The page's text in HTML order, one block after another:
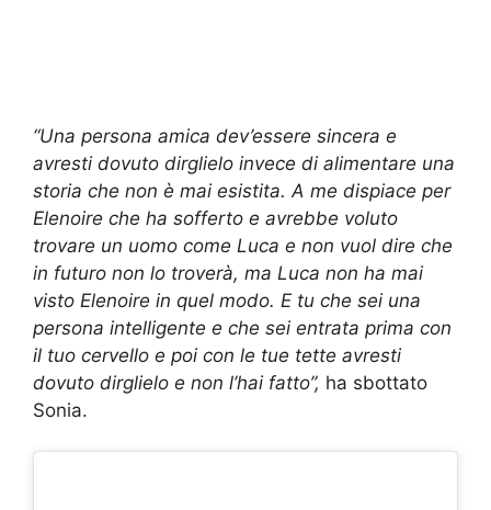
“Una persona amica dev’essere sincera e
avresti dovuto dirglielo invece di alimentare una
storia che non è mai esistita. A me dispiace per
Elenoire che ha sofferto e avrebbe voluto
trovare un uomo come Luca e non vuol dire che
in futuro non lo troverà, ma Luca non ha mai
visto Elenoire in quel modo. E tu che sei una
persona intelligente e che sei entrata prima con
il tuo cervello e poi con le tue tette avresti
dovuto dirglielo e non l’hai fatto”, ha sbottato
Sonia.